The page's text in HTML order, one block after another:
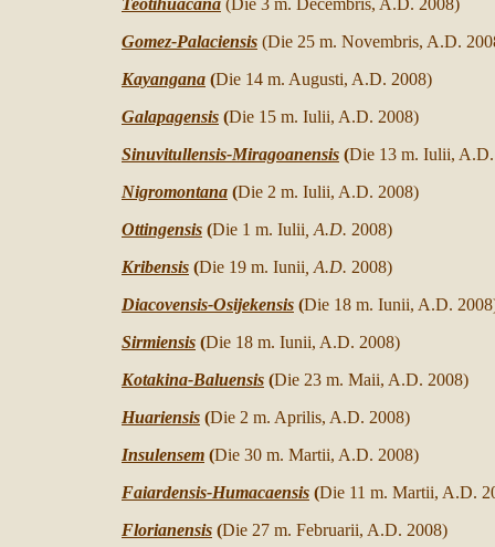
Teotihuacana (Die 3 m. Decembris, A.D. 2008)
Gomez-Palaciensis (Die 25 m. Novembris, A.D. 200
Kayangana (Die 14 m. Augusti, A.D. 2008)
Galapagensis (Die 15 m. Iulii, A.D. 2008)
Sinuvitullensis-Miragoanensis (Die 13 m. Iulii,
Nigromontana (Die 2 m. Iulii, A.D. 2008)
Ottingensis (Die 1 m. Iulii , A.D. 2008)
Kribensis (Die 19 m. Iunii , A.D. 2008)
Diacovensis-Osijekensis (Die 18 m. Iunii, A.D.
Sirmiensis (Die 18 m. Iunii, A.D. 2008)
Kotakina-Baluensis (Die 23 m. Maii, A.D. 2008)
Huariensis (Die 2 m. Aprilis, A.D. 2008)
Insulensem (Die 30 m. Martii, A.D. 2008)
Faiardensis-Humacaensis (Die 11 m. Martii, A.D.
Florianensis (Die 27 m. Februarii, A.D. 2008)